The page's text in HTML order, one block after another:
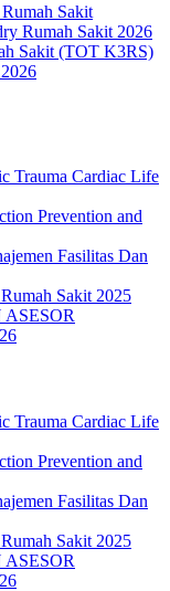
Sakit
Rumah Sakit 2026
Sakit (TOT K3RS)
Trauma Cardiac Life
Prevention and
Fasilitas Dan
Sakit 2025
Trauma Cardiac Life
Prevention and
Fasilitas Dan
Sakit 2025